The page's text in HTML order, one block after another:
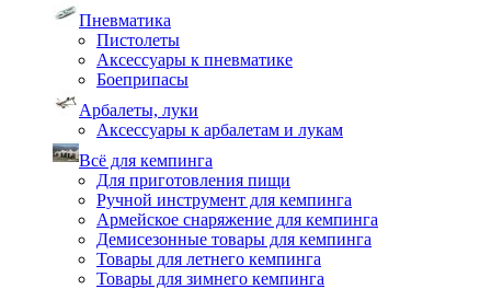
Пневматика
Пистолеты
Аксессуары к пневматике
Боеприпасы
Арбалеты, луки
Аксессуары к арбалетам и лукам
Всё для кемпинга
Для приготовления пищи
Ручной инструмент для кемпинга
Армейское снаряжение для кемпинга
Демисезонные товары для кемпинга
Товары для летнего кемпинга
Товары для зимнего кемпинга